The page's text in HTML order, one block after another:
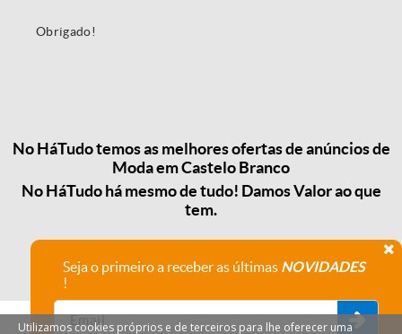
Obrigado!
No HáTudo temos as melhores ofertas de anúncios de
Moda em Castelo Branco
No HáTudo há mesmo de tudo! Damos Valor ao que
tem.
Seja o primeiro a receber as últimas NOVIDADES
!
Utilizamos cookies próprios e de terceiros para lhe oferecer uma